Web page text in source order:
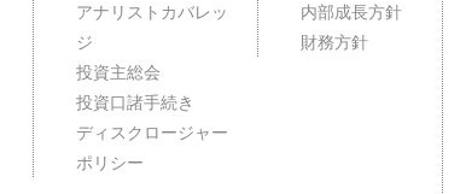
アナリストカバレッ
ジ
投資主総会
投資口諸手続き
ディスクロージャー
ポリシー
内部成長方針
財務方針